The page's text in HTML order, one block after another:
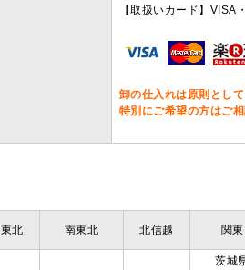
【取扱いカード】
卸の仕入れは原則とし
特別にご希望の方はご
料
北 南東北 北信越 関東
茨城